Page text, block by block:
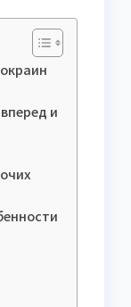
и